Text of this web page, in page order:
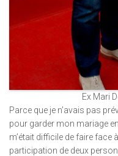
Ex Mari
Parce que je n’avais pas
pour garder mon mariage
m’était difficile de faire face
participation de deux